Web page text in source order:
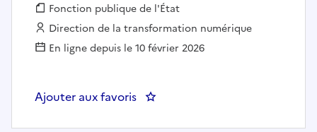
Fonction publique :
Fonction publique de l'État
Employeur :
Direction de la transformation numérique
En ligne depuis le 10 février 2026
Ajouter aux favoris : DTNUM 77 - SDAS BR -